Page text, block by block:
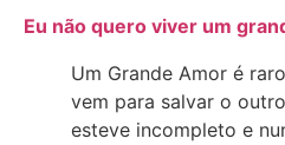
Eu não quero viver um
Um Grande Amor é
vem para salvar o
esteve incompleto e